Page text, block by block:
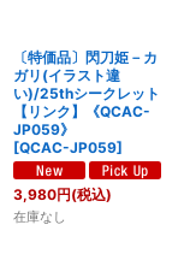
〔特価品〕閃刀姫－カ
ガリ(イラスト違
い)/25thシークレット
【リンク】《QCAC-
JP059》
[QCAC-JP059]
3,980円(税込)
在庫なし